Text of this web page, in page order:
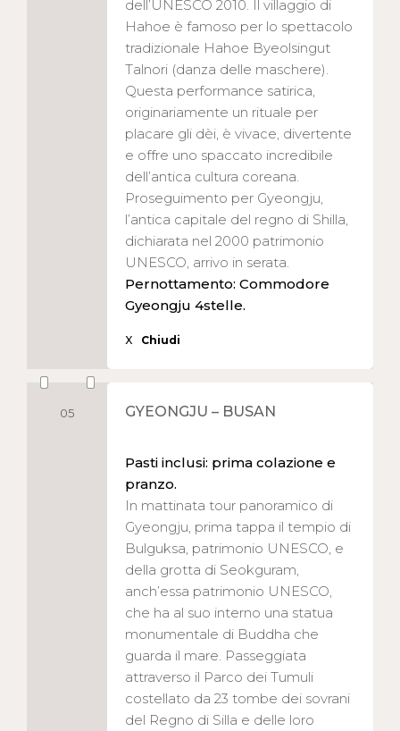
dell’UNESCO 2010. Il villaggio di
Hahoe è famoso per lo spettacolo
tradizionale Hahoe Byeolsingut
Talnori (danza delle maschere).
Questa performance satirica,
originariamente un rituale per
placare gli dèi, è vivace, divertente
e offre uno spaccato incredibile
dell’antica cultura coreana.
Proseguimento per Gyeongju,
l’antica capitale del regno di Shilla,
dichiarata nel 2000 patrimonio
UNESCO, arrivo in serata.
Pernottamento: Commodore
Gyeongju 4stelle.
X Chiudi
05 GYEONGJU – BUSAN
Pasti inclusi: prima colazione e
pranzo.
In mattinata tour panoramico di
Gyeongju, prima tappa il tempio di
Bulguksa, patrimonio UNESCO, e
della grotta di Seokguram,
anch’essa patrimonio UNESCO,
che ha al suo interno una statua
monumentale di Buddha che
guarda il mare. Passeggiata
attraverso il Parco dei Tumuli
costellato da 23 tombe dei sovrani
del Regno di Silla e delle loro